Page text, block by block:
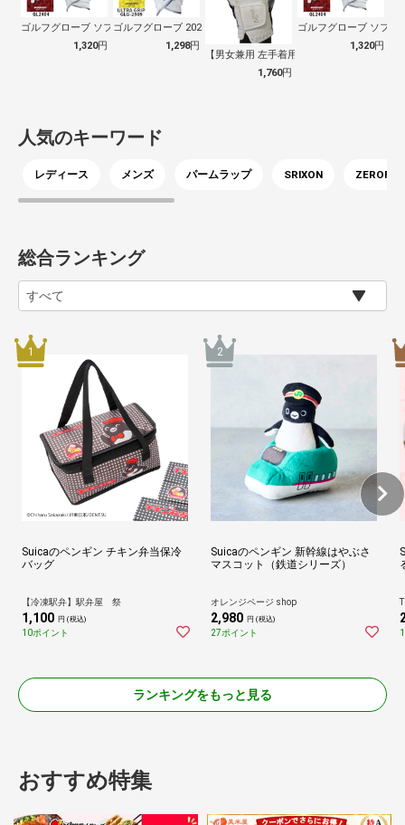
ゴルフグローブ ソフトグリップ SOFT…
1,320円
ゴルフグローブ 2025 ULTRA G…
1,298円
【男女兼用 左手着用(右利き用)】ゴルフ…
1,760円
ゴルフグローブ ソフト
1,320円
人気のキーワード
レディース メンズ パームラップ SRIXON ZEROFIT
総合ランキング
Suicaのペンギン チキン弁当保冷
バッグ
【冷凍駅弁】駅弁屋 祭
1,100 円 (税込)
10ポイント
Suicaのペンギン 新幹線はやぶさ
マスコット（鉄道シリーズ）
オレンジページ shop
2,980 円 (税込)
27ポイント
ランキングをもっと見る
おすすめ特集